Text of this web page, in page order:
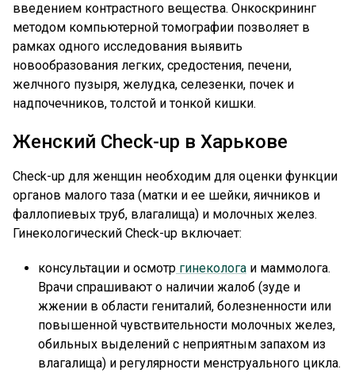
введением контрастного вещества. Онкоскрининг
методом компьютерной томографии позволяет в
рамках одного исследования выявить
новообразования легких, средостения, печени,
желчного пузыря, желудка, селезенки, почек и
надпочечников, толстой и тонкой кишки.
Женский Check-up в Харькове
Check-up для женщин необходим для оценки функции
органов малого таза (матки и ее шейки, яичников и
фаллопиевых труб, влагалища) и молочных желез.
Гинекологический Check-up включает:
консультации и осмотр гинеколога и маммолога.
Врачи спрашивают о наличии жалоб (зуде и
жжении в области гениталий, болезненности или
повышенной чувствительности молочных желез,
обильных выделений с неприятным запахом из
влагалища) и регулярности менструального цикла.